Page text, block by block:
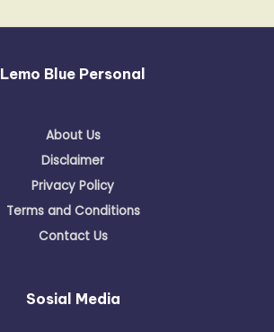
Lemo Blue Personal
About Us
Disclaimer
Privacy Policy
Terms and Conditions
Contact Us
Sosial Media